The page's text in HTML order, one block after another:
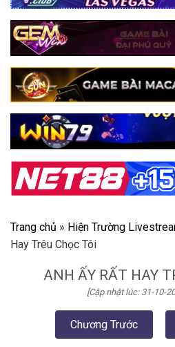
Trang chủ » Hiện Trường
Hay Trêu Chọc Tôi
ANH ẤY RẤT HAY
[Cập nhật lúc: 31-10-
Chương Trước